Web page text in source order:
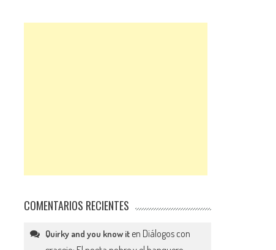
COMENTARIOS RECIENTES
Quirky and you know it en Diálogos con